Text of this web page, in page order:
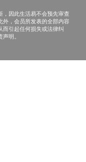
收货日前最少1
货日不能收货，
排再次送货，而
之货品是否有损
复康用品有限公
。
因此生活易不会预先审查
，会员所发表的全部内容
而引起任何损失或法律纠
明。